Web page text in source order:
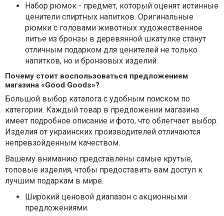
Набор рюмок - предмет, который оценят истинные
ценители спиртных напитков. Оригинальные
рюмки с головами животных художественное
литье из бронзы в деревянной шкатулке станут
отличным подарком для ценителей не только
напитков, но и бронзовых изделий.
Почему стоит воспользоваться предложением
магазина «Good Goods»?
Большой выбор каталога с удобным поиском по
категории. Каждый товар в предложении магазина
имеет подробное описание и фото, что облегчает выбор.
Изделия от украинских производителей отличаются
непревзойденным качеством.
Вашему вниманию представлены самые крутые,
топовые изделия, чтобы предоставить вам доступ к
лучшим подаркам в мире.
Широкий ценовой диапазон с акционными
предложениями.